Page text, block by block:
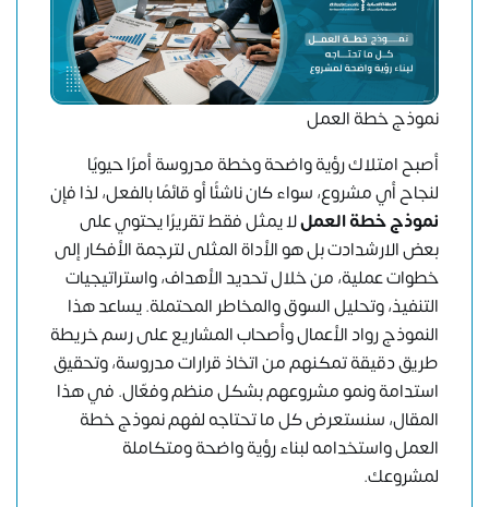
نموذج خطة العمل
أصبح امتلاك رؤية واضحة وخطة مدروسة أمرًا حيويًا
لنجاح أي مشروع، سواء كان ناشئًا أو قائمًا بالفعل، لذا فإن
نموذج خطة العمللا يمثل فقط تقريرًا يحتوي على
بعض الارشدادت بل هو الأداة المثلى لترجمة الأفكار إلى
خطوات عملية، من خلال تحديد الأهداف، واستراتيجيات
التنفيذ، وتحليل السوق والمخاطر المحتملة. يساعد هذا
النموذج رواد الأعمال وأصحاب المشاريع على رسم خريطة
طريق دقيقة تمكنهم من اتخاذ قرارات مدروسة، وتحقيق
استدامة ونمو مشروعهم بشكل منظم وفعّال. في هذا
المقال، سنستعرض كل ما تحتاجه لفهم نموذج خطة
العمل واستخدامه لبناء رؤية واضحة ومتكاملة
لمشروعك.